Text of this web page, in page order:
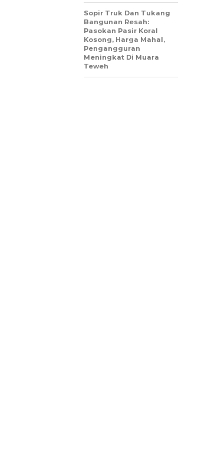
Sopir Truk Dan Tukang
Bangunan Resah:
Pasokan Pasir Koral
Kosong, Harga Mahal,
Pengangguran
Meningkat Di Muara
Teweh